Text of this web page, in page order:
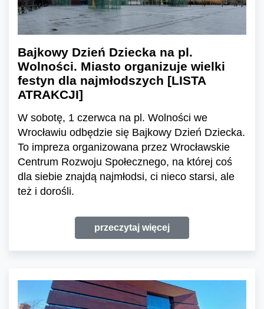
Bajkowy Dzień Dziecka na pl.
Wolności. Miasto organizuje wielki
festyn dla najmłodszych [LISTA
ATRAKCJI]
W sobotę, 1 czerwca na pl. Wolności we
Wrocławiu odbędzie się Bajkowy Dzień Dziecka.
To impreza organizowana przez Wrocławskie
Centrum Rozwoju Społecznego, na której coś
dla siebie znajdą najmłodsi, ci nieco starsi, ale
też i dorośli.
przeczytaj więcej